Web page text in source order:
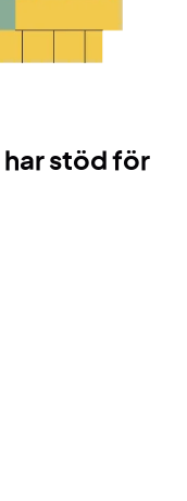
stöd för